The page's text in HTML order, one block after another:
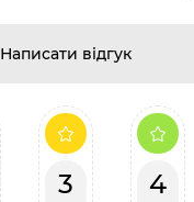
Написати відгук
3 4